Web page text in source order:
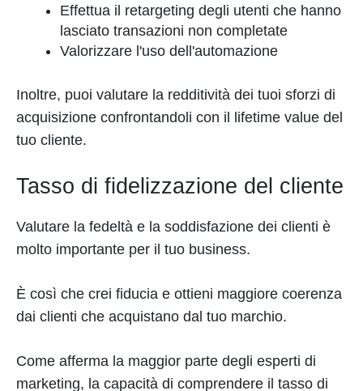
Effettua il retargeting degli utenti che hanno
lasciato transazioni non completate
Valorizzare l'uso dell'automazione
Inoltre, puoi valutare la redditività dei tuoi sforzi di
acquisizione confrontandoli con il lifetime value del
tuo cliente.
Tasso di fidelizzazione del cliente
Valutare la fedeltà e la soddisfazione dei clienti è
molto importante per il tuo business.
È così che crei fiducia e ottieni maggiore coerenza
dai clienti che acquistano dal tuo marchio.
Come afferma la maggior parte degli esperti di
marketing, la capacità di comprendere il tasso di